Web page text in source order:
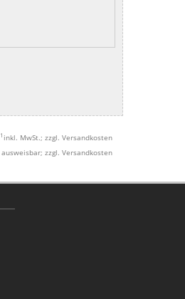
1 inkl. MwSt.; zzgl. Versandkosten
zzgl. Versandkosten